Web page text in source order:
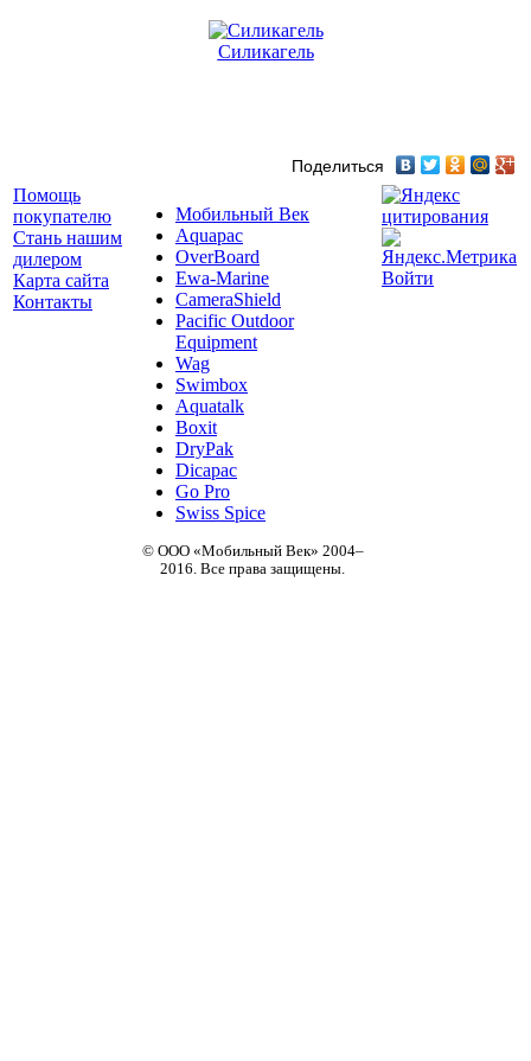
Силикагель
Поделиться
Помощь
покупателю
Стань нашим
дилером
Карта сайта
Контакты
Мобильный Век
Aquapac
OverBoard
Ewa-Marine
CameraShield
Pacific Outdoor
Equipment
Wag
Swimbox
Aquatalk
Boxit
DryPak
Dicapac
Go Pro
Swiss Spice
© ООО «Мобильный Век» 2004–
2016. Все права защищены.
Войти